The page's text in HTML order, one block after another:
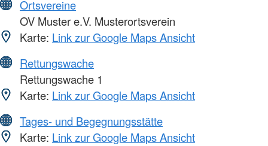
Ortsvereine
OV Muster e.V. Musterortsverein
Karte: Link zur Google Maps Ansicht
Rettungswache
Rettungswache 1
Karte: Link zur Google Maps Ansicht
Tages- und Begegnungsstätte
Karte: Link zur Google Maps Ansicht